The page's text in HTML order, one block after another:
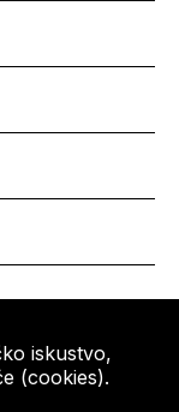
iskustvo,
(cookies).
© HKA 2026